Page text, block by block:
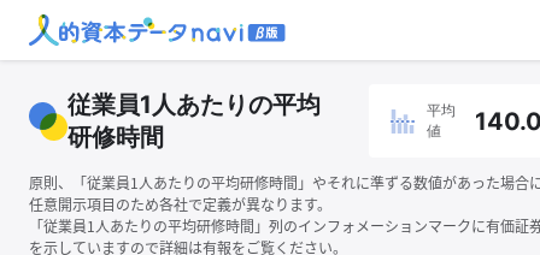
従業員1人あたりの平均
研修時間
平均
値
原則、「従業員1人あたりの平均研修時間」やそれに準ずる数値があった場合
任意開示項目のため各社で定義が異なります。
「従業員1人あたりの平均研修時間」列のインフォメーションマークに有価証
を示していますので詳細は有報をご覧ください。